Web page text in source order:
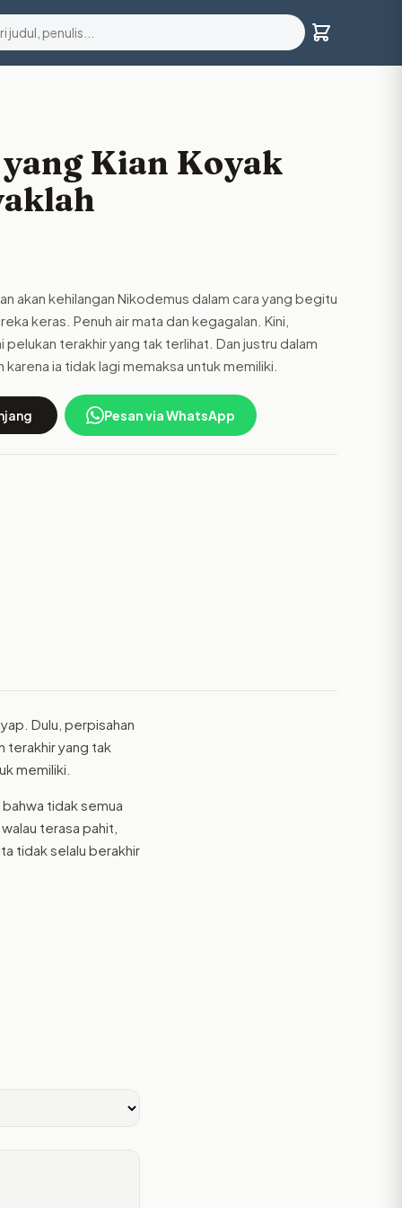
Kian Koyak
akan kehilangan Nikodemus dalam cara yang begitu
keras. Penuh air mata dan kegagalan. Kini,
terakhir yang tak terlihat. Dan justru dalam
ia tidak lagi memaksa untuk memiliki.
Pesan via WhatsApp
Dulu, perpisahan
terakhir yang tak
memiliki.
tidak semua
terasa pahit,
tidak selalu berakhir